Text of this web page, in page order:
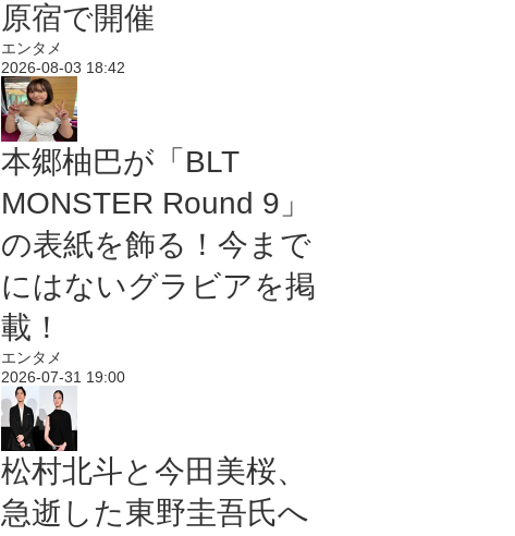
原宿で開催
エンタメ
2026-08-03 18:42
本郷柚巴が「BLT
MONSTER Round 9」
の表紙を飾る！今まで
にはないグラビアを掲
載！
エンタメ
2026-07-31 19:00
松村北斗と今田美桜、
急逝した東野圭吾氏へ